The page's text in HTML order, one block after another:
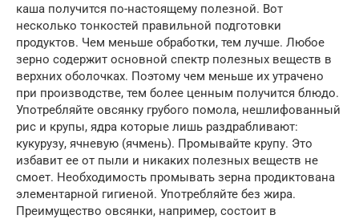
каша получится по-настоящему полезной. Вот
несколько тонкостей правильной подготовки
продуктов. Чем меньше обработки, тем лучше. Любое
зерно содержит основной спектр полезных веществ в
верхних оболочках. Поэтому чем меньше их утрачено
при производстве, тем более ценным получится блюдо.
Употребляйте овсянку грубого помола, нешлифованный
рис и крупы, ядра которые лишь раздрабливают:
кукурузу, ячневую (ячмень). Промывайте крупу. Это
избавит ее от пыли и никаких полезных веществ не
смоет. Необходимость промывать зерна продиктована
элементарной гигиеной. Употребляйте без жира.
Преимущество овсянки, например, состоит в